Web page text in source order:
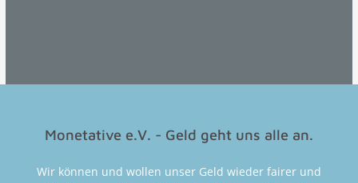
Monetative e.V. - Geld geht uns alle an.
Wir können und wollen unser Geld wieder fairer und